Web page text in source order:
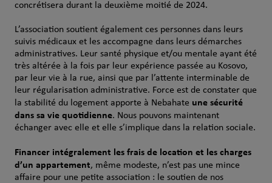
concrétisera durant la deuxième moitié de 2024.
L’association soutient également ces personnes dans leurs
suivis médicaux et les accompagne dans leurs démarches
administratives. Leur santé physique et/ou mentale ayant été
très altérée à la fois par leur expérience passée au Kosovo,
par leur vie à la rue, ainsi que par l’attente interminable de
leur régularisation administrative. Force est de constater que
la stabilité du logement apporte à Nebahate une sécurité
dans sa vie quotidienne. Nous pouvons maintenant
échanger avec elle et elle s’implique dans la relation sociale.
Financer intégralement les frais de location et les charges
d’un appartement, même modeste, n’est pas une mince
affaire pour une petite association : le soutien de nos